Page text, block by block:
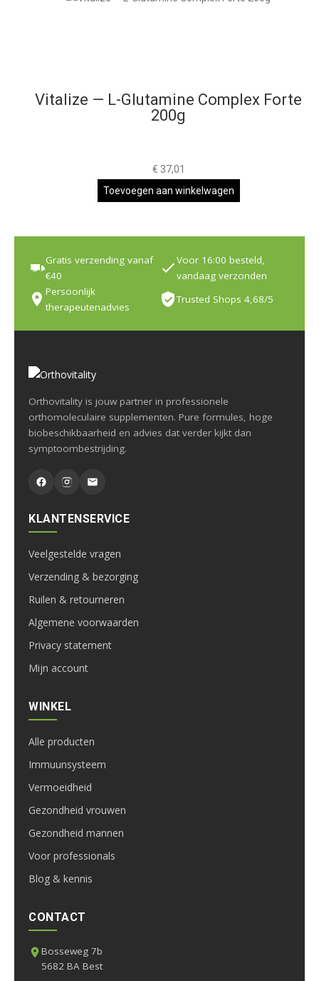
Vitalize — L-Glutamine Complex Forte
200g
€ 37,01
Toevoegen aan winkelwagen
Gratis verzending vanaf
€40
Voor 16:00 besteld,
vandaag verzonden
Persoonlijk
therapeutenadvies
Trusted Shops 4,68/5
Orthovitality is jouw partner in professionele
orthomoleculaire supplementen. Pure formules, hoge
biobeschikbaarheid en advies dat verder kijkt dan
symptoombestrijding.
KLANTENSERVICE
Veelgestelde vragen
Verzending & bezorging
Ruilen & retourneren
Algemene voorwaarden
Privacy statement
Mijn account
WINKEL
Alle producten
Immuunsysteem
Vermoeidheid
Gezondheid vrouwen
Gezondheid mannen
Voor professionals
Blog & kennis
CONTACT
Bosseweg 7b
5682 BA Best